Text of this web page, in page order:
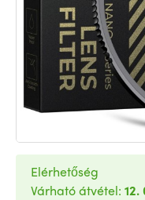
Elérhetőség
Várható átvétel: 12.